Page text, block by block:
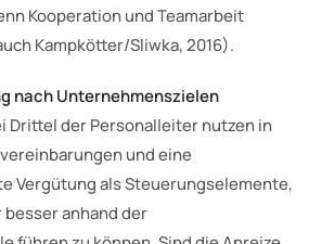
Kooperation und Teamarbeit
Kampkötter/Sliwka, 2016).
nach Unternehmenszielen
Drittel der Personalleiter nutzen in
und eine
Vergütung als Steuerungselemente,
anhand der